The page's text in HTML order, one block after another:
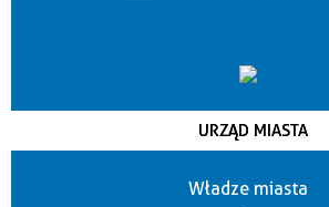
URZĄD MIASTA
Władze miasta